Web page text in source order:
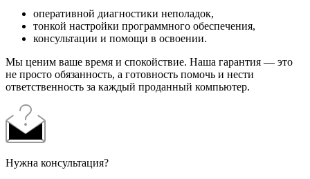
оперативной диагностики неполадок,
тонкой настройки программного обеспечения,
консультации и помощи в освоении.
Мы ценим ваше время и спокойствие. Наша гарантия — это
не просто обязанность, а готовность помочь и нести
ответственность за каждый проданный компьютер.
Нужна консультация?